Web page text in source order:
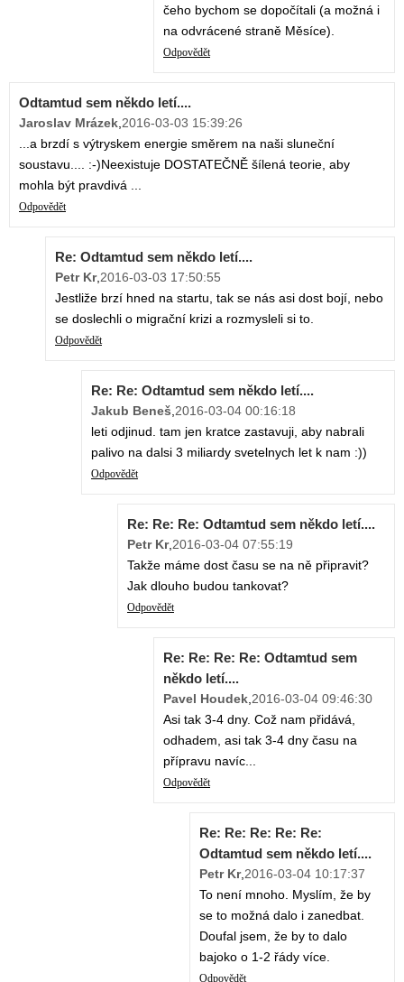
čeho bychom se dopočítali (a možná i
na odvrácené straně Měsíce).
Odpovědět
Odtamtud sem někdo letí....
Jaroslav Mrázek,2016-03-03 15:39:26
...a brzdí s výtryskem energie směrem na naši sluneční
soustavu.... :-)Neexistuje DOSTATEČNĚ šílená teorie, aby
mohla být pravdivá ...
Odpovědět
Re: Odtamtud sem někdo letí....
Petr Kr,2016-03-03 17:50:55
Jestliže brzí hned na startu, tak se nás asi dost bojí, nebo
se doslechli o migrační krizi a rozmysleli si to.
Odpovědět
Re: Re: Odtamtud sem někdo letí....
Jakub Beneš,2016-03-04 00:16:18
leti odjinud. tam jen kratce zastavuji, aby nabrali
palivo na dalsi 3 miliardy svetelnych let k nam :))
Odpovědět
Re: Re: Re: Odtamtud sem někdo letí....
Petr Kr,2016-03-04 07:55:19
Takže máme dost času se na ně připravit?
Jak dlouho budou tankovat?
Odpovědět
Re: Re: Re: Re: Odtamtud sem
někdo letí....
Pavel Houdek,2016-03-04 09:46:30
Asi tak 3-4 dny. Což nam přidává,
odhadem, asi tak 3-4 dny času na
přípravu navíc...
Odpovědět
Re: Re: Re: Re: Re:
Odtamtud sem někdo letí....
Petr Kr,2016-03-04 10:17:37
To není mnoho. Myslím, že by
se to možná dalo i zanedbat.
Doufal jsem, že by to dalo
bajoko o 1-2 řády více.
Odpovědět